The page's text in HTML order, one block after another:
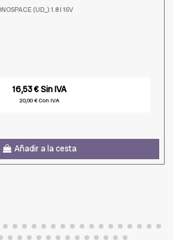
(UD_) 1.8 I 16V
16,53 € Sin IVA
20,00 € Con IVA
Añadir a la cesta